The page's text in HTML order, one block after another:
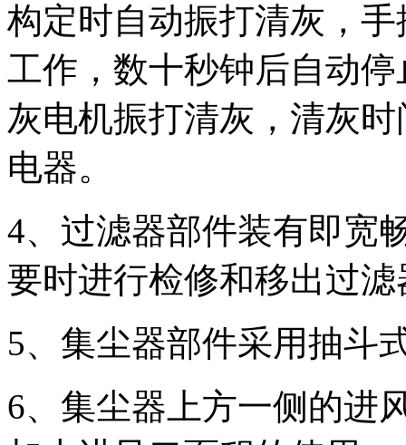
构定时自动振打清灰，
工作，数十秒钟后自动
灰电机振打清灰，清灰
电器。
4、过滤器部件装有即宽
要时进行检修和移出过滤
5、集尘器部件采用抽斗
6、集尘器上方一侧的进